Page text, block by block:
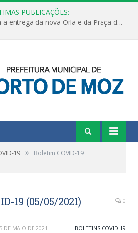
PUBLICAÇÕES:
Últimos detalhes para a entrega da nova Orla e da Praça do Praião
19 »
Boletim COVID-19
19 (05/05/2021) 0
5 DE MAIO DE 2021 BOLETINS COVID-19